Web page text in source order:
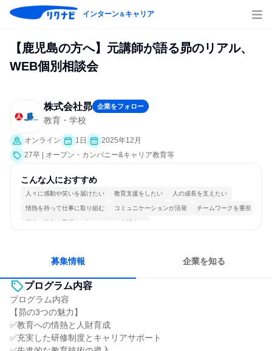
インターン＆キャリア
【鹿児島の方へ】元講師が語る昴のリアル、
WEB個別相談会
株式会社昴 企業をフォロー
教育・学校
オンライン 1日
2025年12月
27卒 | オープン・カンパニー&キャリア教育等
こんな人におすすめ
人々に感動や笑いを届けたい 教育支援をしたい 人の成長を支えたい
情熱を持って仕事に取り組む コミュニケーションが活発 チームワークを重視
個人の能力を重視 人とたくさん会話する
募集情報 企業を知る
プログラム内容
プログラム内容
【昴の3つの魅力】
✅教育への情熱と人財育成
✅充実した研修制度とキャリアサポート